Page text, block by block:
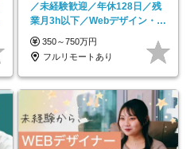
／未経験歓迎／年休128日／残
業月3h以下／Webデザイン・
ECサイトやHP制作
350～750万円
フルリモートあり